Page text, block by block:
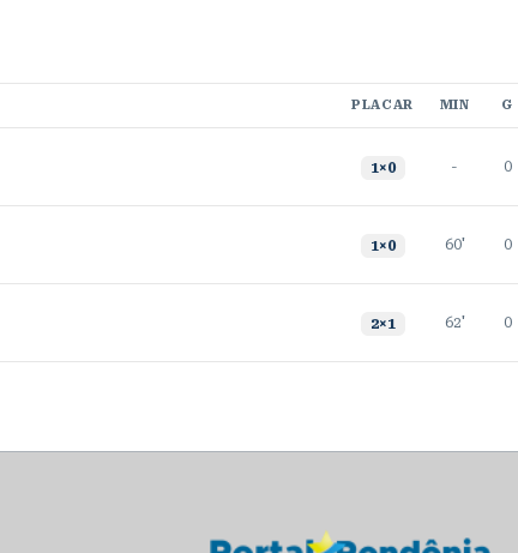
PLACAR MIN G
1×0 - 0
1×0 60' 0
2×1 62' 0